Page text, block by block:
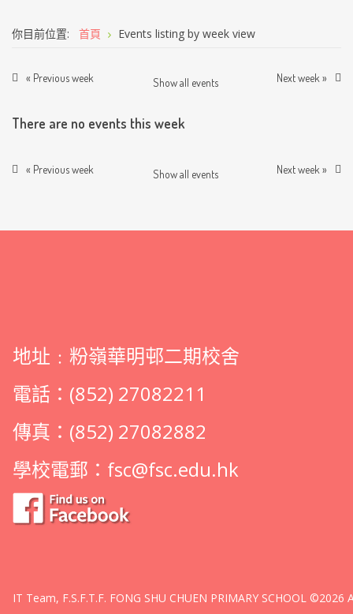
你目前位置: 首頁 Events listing by week view
« Previous week Show all events Next week »
There are no events this week
« Previous week Show all events Next week »
地址﹕粉嶺華明邨二期校舍
電話：(852) 27082211
傳真：(852) 27082882
學校電郵： fsc@fsc.edu.hk
IT Team, F.S.F.T.F. FONG SHU CHUEN PRIMARY SCHOOL ©2026